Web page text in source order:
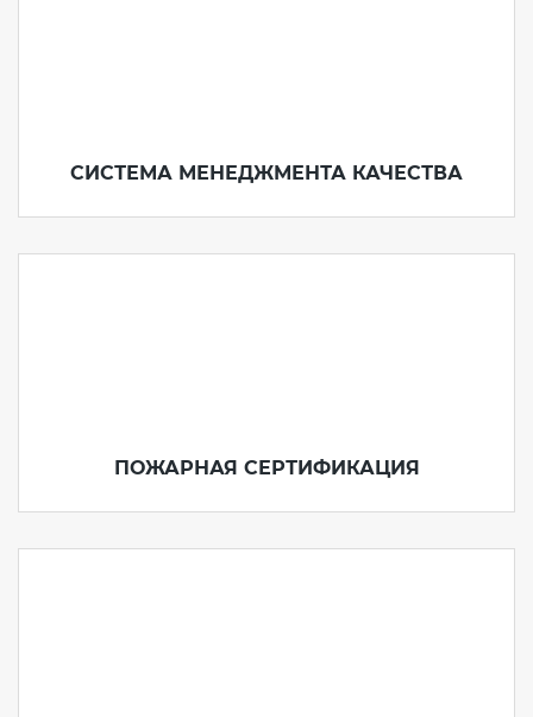
СИСТЕМА МЕНЕДЖМЕНТА КАЧЕСТВА
ПОЖАРНАЯ СЕРТИФИКАЦИЯ